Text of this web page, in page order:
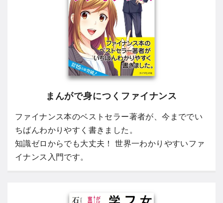
まんがで身につくファイナンス
ファイナンス本のベストセラー著者が、今まででい
ちばんわかりやすく書きました。
知識ゼロからでも大丈夫！ 世界一わかりやすいファ
イナンス入門です。